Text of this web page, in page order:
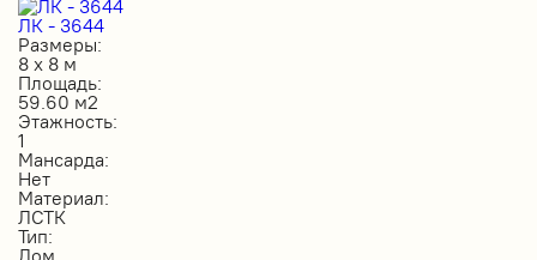
ЛК - 3644
Размеры:
8 х 8 м
Площадь:
59.60 м2
Этажность:
1
Мансарда:
Нет
Материал:
ЛСТК
Тип:
Дом